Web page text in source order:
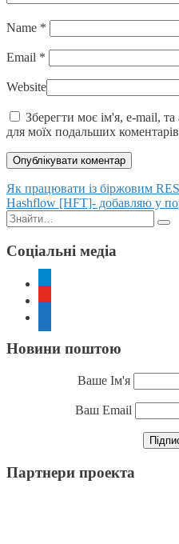
Name *
Email *
Website
Зберегти моє ім'я, e-mail, та
для моїх подальших
Posts
navigation
Як працювати із біржовим
Hashflow [HFT]- добавляю у
Пошук:
Соціальні медіа
Новини поштою
Ваше Ім'я
Ваш Email
Партнери проекта